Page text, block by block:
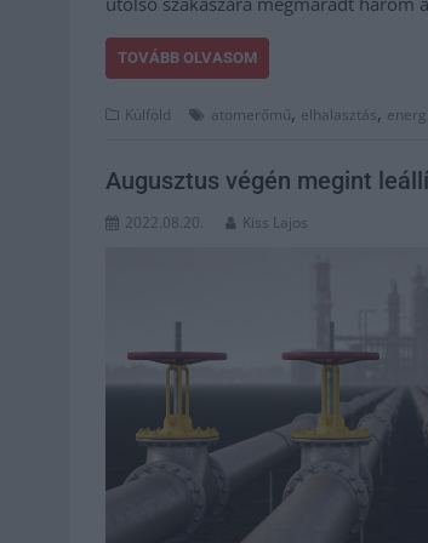
TOVÁBB OLVASOM
Külföld atomerőmű, elhalasztás,
Augusztus végén megint
2022.08.20. Kiss Lajos